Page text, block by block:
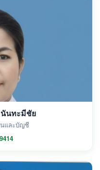
นทะมีชัย
นและบัญชี